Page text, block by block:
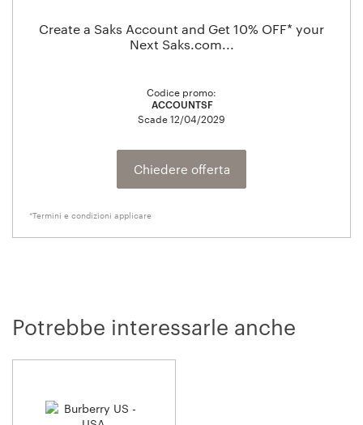
Create a Saks Account and Get 10% OFF* your
Next Saks.com...
Codice promo:
ACCOUNTSF
Scade 12/04/2029
*Termini e condizioni applicare
Chiedere offerta
Potrebbe interessarle anche